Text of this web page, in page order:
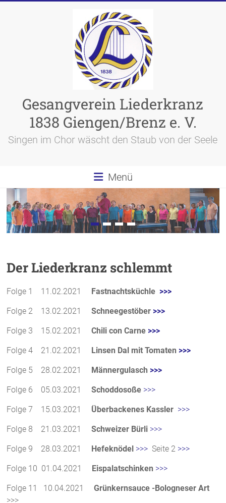
Gesangverein Liederkranz
1838 Giengen/Brenz e. V.
Singen im Chor wäscht den Staub von der Seele
Menü
Der Liederkranz schlemmt
Folge 1 11.02.2021 Fastnachtsküchle >>>
Folge 2 13.02.2021Schneegestöber >>>
Folge 3 15.02.2021Chili con Carne >>>
Folge 4 21.02.2021 Linsen Dal mit Tomaten >>>
Folge 5 28.02.2021 Männergulasch >>>
Folge 6 05.03.2021Schoddosoße >>>
Folge 7 15.03.2021 Überbackenes Kassler >>>
Folge 8 21.03.2021Schweizer Bürli >>>
Folge 9 28.03.2021 Hefeknödel >>> Seite 2 >>>
Folge 10 01.04.2021 Eispalatschinken >>>
Folge 11 10.04.2021Grünkernsauce -Bologneser Art
>>>